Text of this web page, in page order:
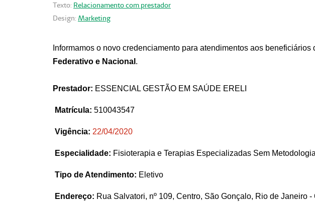
Texto: Relacionamento com prestador
Design: Marketing
Informamos o novo credenciamento para atendimentos aos beneficiários
Federativo e Nacional .
Prestador: ESSENCIAL GESTÃO EM SAÚDE ERELI
Matrícula: 510043547
Vigência: 22/04/2020
Especialidade: Fisioterapia e Terapias Especializadas Sem
Tipo de Atendimento: Eletivo
Endereço: Rua Salvatori, nº 109, Centro, São Gonçalo, Rio de Janeiro